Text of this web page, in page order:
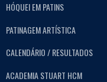
HÓQUEI EM PATINS
PATINAGEM ARTÍSTICA
CALENDÁRIO / RESULTADOS
ACADEMIA STUART HCM